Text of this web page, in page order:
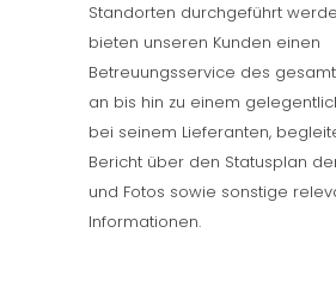
Standorten durchgeführt
bieten unseren Kunden einen
Betreuungsservice des
an bis hin zu einem
bei seinem Lieferanten,
Bericht über den Statusplan
und Fotos sowie sonstige
Informationen.